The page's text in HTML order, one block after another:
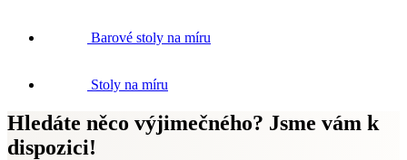
Barové stoly na míru
Stoly na míru
Hledáte něco výjimečného? Jsme vám k
dispozici!